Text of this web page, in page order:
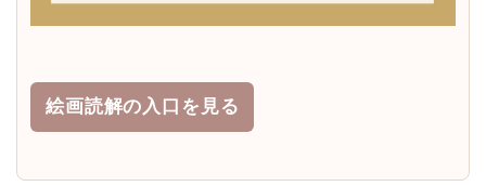
絵画読解の入口を見る